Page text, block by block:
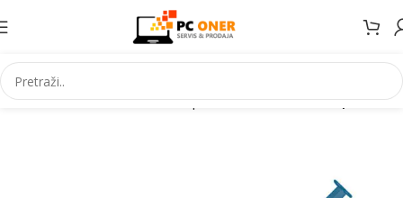
Početna Informatika PC komponente CPU cooler-i i paste